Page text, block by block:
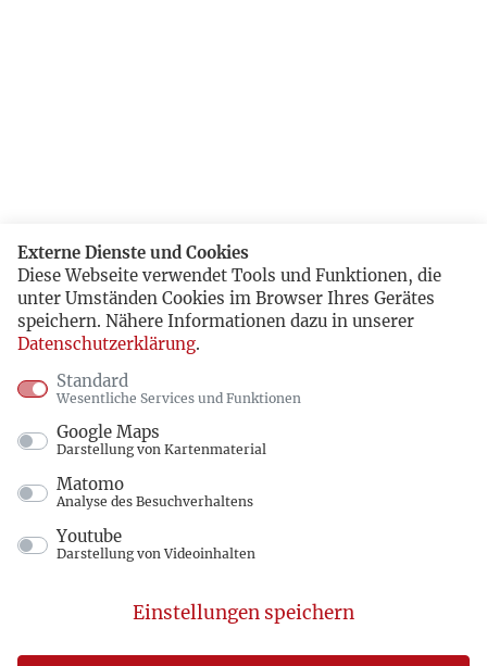
Externe Dienste und Cookies
Diese Webseite verwendet Tools und Funktionen, die
unter Umständen Cookies im Browser Ihres Gerätes
speichern. Nähere Informationen dazu in unserer
Datenschutzerklärung.
Standard
Wesentliche Services und Funktionen
Google Maps
Darstellung von Kartenmaterial
Matomo
Analyse des Besuchverhaltens
Youtube
Darstellung von Videoinhalten
Einstellungen speichern